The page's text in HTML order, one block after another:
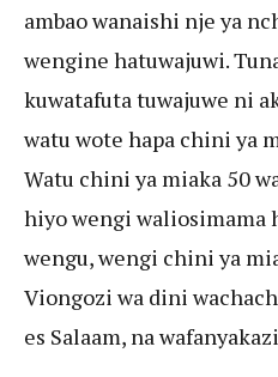
ambao wanaishi nje ya
wengine hatuwajuwi.
kuwatafuta tuwajuwe ni
watu wote hapa chini ya
Watu chini ya miaka 50
hiyo wengi waliosimama
wengu, wengi chini ya
Viongozi wa dini
es Salaam, na